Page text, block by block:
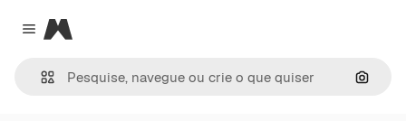
Close menu
Magnific